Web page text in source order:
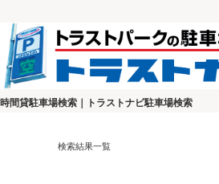
時間貸駐車場検索｜トラストナビ駐車場検索
検索結果一覧